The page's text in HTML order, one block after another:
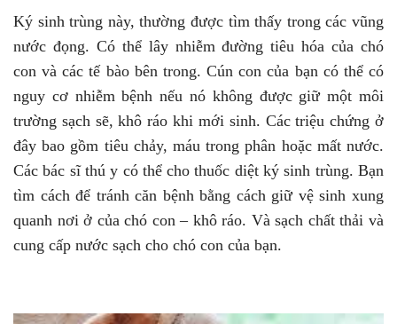
Ký sinh trùng này, thường được tìm thấy trong các vũng
nước đọng. Có thể lây nhiễm đường tiêu hóa của chó
con và các tế bào bên trong. Cún con của bạn có thể có
nguy cơ nhiễm bệnh nếu nó không được giữ một môi
trường sạch sẽ, khô ráo khi mới sinh. Các triệu chứng ở
đây bao gồm tiêu chảy, máu trong phân hoặc mất nước.
Các bác sĩ thú y có thể cho thuốc diệt ký sinh trùng. Bạn
tìm cách để tránh căn bệnh bằng cách giữ vệ sinh xung
quanh nơi ở của chó con – khô ráo. Và sạch chất thải và
cung cấp nước sạch cho chó con của bạn.